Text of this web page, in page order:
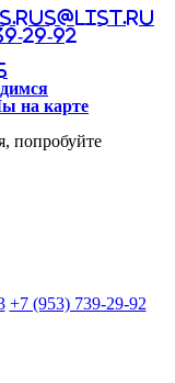
29-92
на карте
попробуйте
+7 (953) 739-29-92